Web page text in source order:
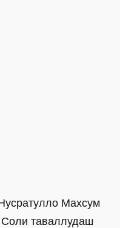
Махсум
таваллудаш